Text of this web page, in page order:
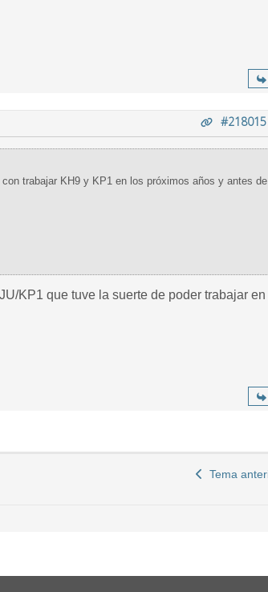
#218015
trabajar KH9 y KP1 en los próximos años y antes de
KP1 que tuve la suerte de poder trabajar
Tema